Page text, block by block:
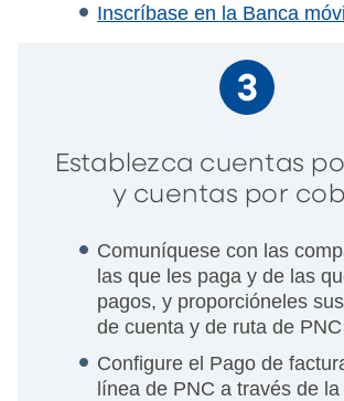
Inscríbase en la Banca
Establezca cuentas
y cuentas por
Comuníquese con las
las que les paga y de las
pagos, y proporcióneles
de cuenta y de ruta de PNC
Configure el Pago de
línea de PNC a través de la